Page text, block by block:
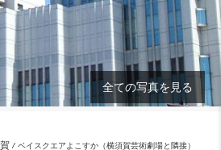
全ての写真を見る
ベイスクエアよこすか（横須賀芸術劇場と隣接）